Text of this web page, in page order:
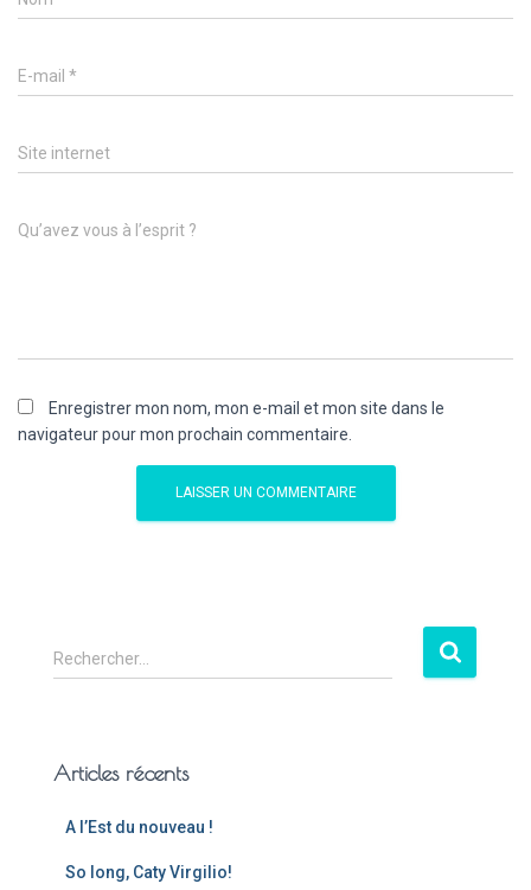
E-mail *
Site internet
Qu’avez vous à l’esprit ?
Enregistrer mon nom, mon e-mail et mon site dans le
navigateur pour mon prochain commentaire.
Rechercher…
Articles récents
A l’Est du nouveau !
So long, Caty Virgilio!